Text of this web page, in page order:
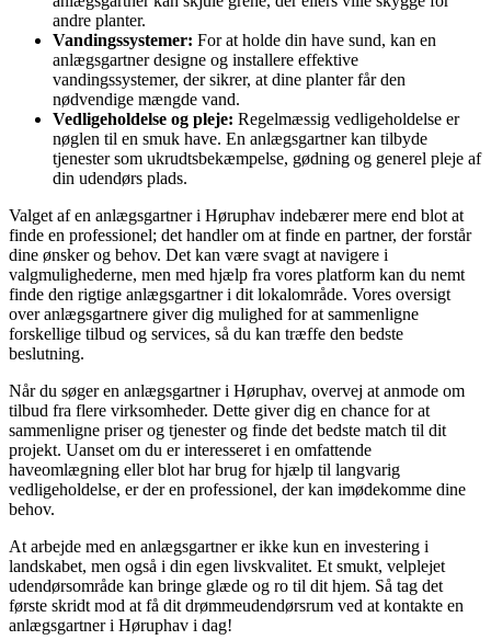
andre planter.
Vandingssystemer: For at holde din have sund, kan en
anlægsgartner designe og installere effektive
vandingssystemer, der sikrer, at dine planter får den
nødvendige mængde vand.
Vedligeholdelse og pleje: Regelmæssig vedligeholdelse er
nøglen til en smuk have. En anlægsgartner kan tilbyde
tjenester som ukrudtsbekæmpelse, gødning og generel pleje af
din udendørs plads.
Valget af en anlægsgartner i Høruphav indebærer mere end blot at
finde en professionel; det handler om at finde en partner, der forstår
dine ønsker og behov. Det kan være svagt at navigere i
valgmulighederne, men med hjælp fra vores platform kan du nemt
finde den rigtige anlægsgartner i dit lokalområde. Vores oversigt
over anlægsgartnere giver dig mulighed for at sammenligne
forskellige tilbud og services, så du kan træffe den bedste
beslutning.
Når du søger en anlægsgartner i Høruphav, overvej at anmode om
tilbud fra flere virksomheder. Dette giver dig en chance for at
sammenligne priser og tjenester og finde det bedste match til dit
projekt. Uanset om du er interesseret i en omfattende
haveomlægning eller blot har brug for hjælp til langvarig
vedligeholdelse, er der en professionel, der kan imødekomme dine
behov.
At arbejde med en anlægsgartner er ikke kun en investering i
landskabet, men også i din egen livskvalitet. Et smukt, velplejet
udendørsområde kan bringe glæde og ro til dit hjem. Så tag det
første skridt mod at få dit drømmeudendørsrum ved at kontakte en
anlægsgartner i Høruphav i dag!